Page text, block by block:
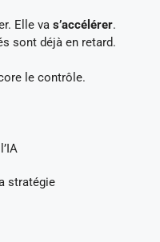
Elle va s’accélérer.
sont déjà en retard.
le contrôle.
stratégie